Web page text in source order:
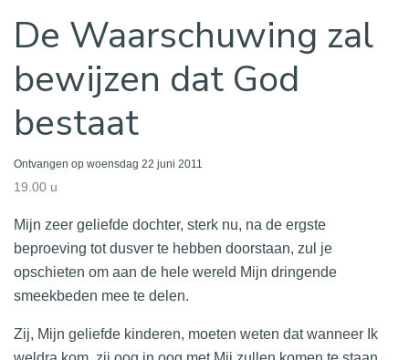
De Waarschuwing zal
bewijzen dat God
bestaat
Ontvangen op woensdag 22 juni 2011
19.00 u
Mijn zeer geliefde dochter, sterk nu, na de ergste
beproeving tot dusver te hebben doorstaan, zul je
opschieten om aan de hele wereld Mijn dringende
smeekbeden mee te delen.
Zij, Mijn geliefde kinderen, moeten weten dat wanneer Ik